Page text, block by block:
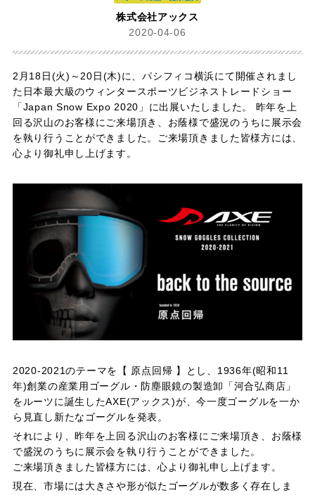
株式会社アックス
2020-04-06
2月18日(火)～20日(木)に、パシフィコ横浜にて開催されまし
た日本最大級のウィンタースポーツビジネストレードショー
「Japan Snow Expo 2020」に出展いたしました。 昨年を上
回る沢山のお客様にご来場頂き、お蔭様で盛況のうちに展示会
を執り行うことができました。ご来場頂きました皆様方には、
心より御礼申し上げます。
2020-2021のテーマを【 原点回帰 】とし、1936年(昭和11
年)創業の産業用ゴーグル・防塵眼鏡の製造卸「河合弘商店」
をルーツに誕生したAXE(アックス)が、今一度ゴーグルを一か
ら見直し新たなゴーグルを発表。
それにより、昨年を上回る沢山のお客様にご来場頂き、お蔭様
で盛況のうちに展示会を執り行うことができました。
ご来場頂きました皆様方には、心より御礼申し上げます。
現在、市場には大きさや形が似たゴーグルが数多く存在しま